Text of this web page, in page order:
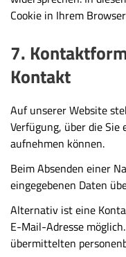
Cookie in Ihrem
7.
Kontakt
Auf unserer Website
Verfügung, über die
aufnehmen können.
Beim Absenden einer
eingegebenen Daten
Alternativ ist eine
E-Mail-Adresse
übermittelten